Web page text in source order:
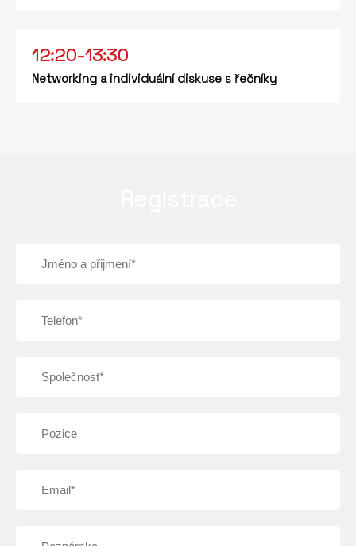
12:20-13:30
Networking a individuální diskuse s řečníky